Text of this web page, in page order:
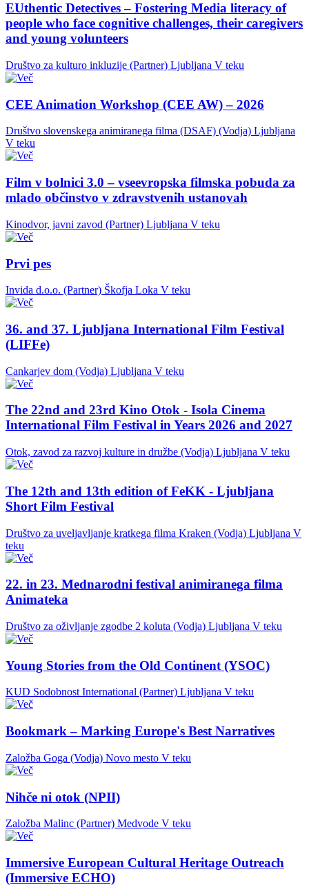
EUthentic Detectives – Fostering Media literacy of
people who face cognitive challenges, their caregivers
and young volunteers
Društvo za kulturo inkluzije (Partner) Ljubljana V teku
CEE Animation Workshop (CEE AW) – 2026
Društvo slovenskega animiranega filma (DSAF) (Vodja) Ljubljana
V teku
Film v bolnici 3.0 – vseevropska filmska pobuda za
mlado občinstvo v zdravstvenih ustanovah
Kinodvor, javni zavod (Partner) Ljubljana V teku
Prvi pes
Invida d.o.o. (Partner) Škofja Loka V teku
36. and 37. Ljubljana International Film Festival
(LIFFe)
Cankarjev dom (Vodja) Ljubljana V teku
The 22nd and 23rd Kino Otok - Isola Cinema
International Film Festival in Years 2026 and 2027
Otok, zavod za razvoj kulture in družbe (Vodja) Ljubljana V teku
The 12th and 13th edition of FeKK - Ljubljana
Short Film Festival
Društvo za uveljavljanje kratkega filma Kraken (Vodja) Ljubljana V
teku
22. in 23. Mednarodni festival animiranega filma
Animateka
Društvo za oživljanje zgodbe 2 koluta (Vodja) Ljubljana V teku
Young Stories from the Old Continent (YSOC)
KUD Sodobnost International (Partner) Ljubljana V teku
Bookmark – Marking Europe's Best Narratives
Založba Goga (Vodja) Novo mesto V teku
Nihče ni otok (NPII)
Založba Malinc (Partner) Medvode V teku
Immersive European Cultural Heritage Outreach
(Immersive ECHO)